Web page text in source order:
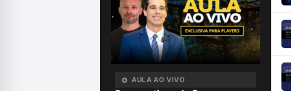
AULA AO VIVO